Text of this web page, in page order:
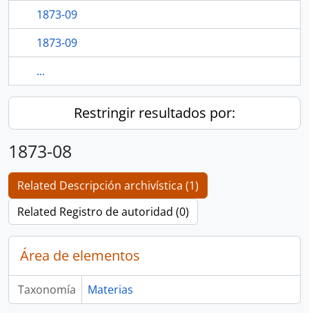
1873-09
1873-09
...
Restringir resultados por:
1873-08
Related Descripción archivística (1)
Related Registro de autoridad (0)
Área de elementos
Taxonomía Materias